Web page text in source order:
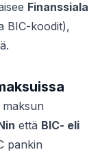
Finanssiala
BIC-koodit),
että BIC- eli
pankin